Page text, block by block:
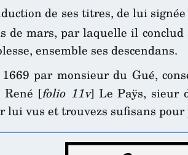
de ses titres, de lui
de mars, par laquelle il conclud
ensemble ses descendans.
1669 par monsieur du Gué,
[folio 11v] Le Paÿs, sieur
lui vus et trouvezs sufisans